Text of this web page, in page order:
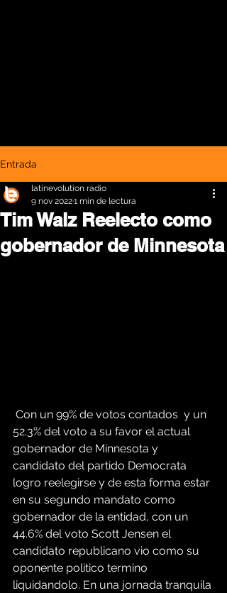
Entrada
Tim Walz Reelecto como
gobernador de Minnesota
latinevolution radio
9 nov 20221 min de lectura
52.3% del voto a su favor el actual
gobernador de Minnesota y
candidato del partido Democrata
logro reelegirse y de esta forma estar
en su segundo mandato como
gobernador de la entidad, con un
44.6% del voto Scott Jensen el
candidato republicano vio como su
oponente politico termino
liquidandolo. En una jornada tranquila